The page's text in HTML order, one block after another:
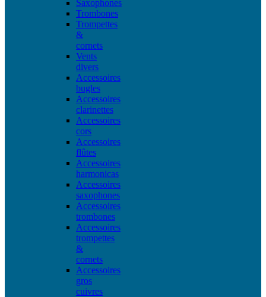
Saxophones
Trombones
Trompettes
&
cornets
Vents
divers
Accessoires
bugles
Accessoires
clarinettes
Accessoires
cors
Accessoires
flûtes
Accessoires
harmonicas
Accessoires
saxophones
Accessoires
trombones
Accessoires
trompettes
&
cornets
Accessoires
gros
cuivres